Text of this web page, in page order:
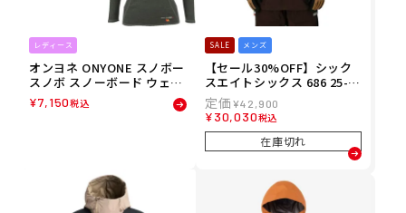
レディース
オンヨネ ONYONE スノボー
スノボ スノーボード ウェア
インナー アンダー ロングス
リーブ(薄手) ODJ89506 レ
¥7,150税込
SALE メンズ
【セール30%OFF】シック
スエイトシックス 686 25-26
メンズ GHOST 2.5L ANORA
K スノーボード ジャケット
M3WN136-CBCD
¥42,900
¥30,030税込
在庫切れ